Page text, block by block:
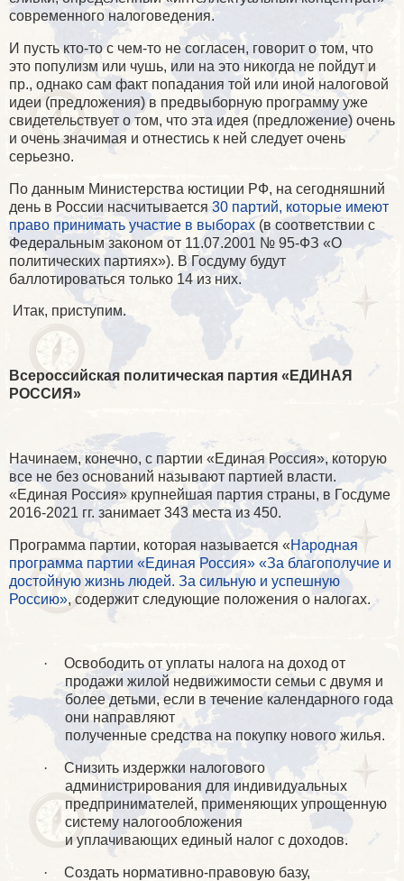
современного налоговедения.
И пусть кто-то с чем-то не согласен, говорит о том, что
это популизм или чушь, или на это никогда не пойдут и
пр., однако сам факт попадания той или иной налоговой
идеи (предложения) в предвыборную программу уже
свидетельствует о том, что эта идея (предложение) очень
и очень значимая и отнестись к ней следует очень
серьезно.
По данным Министерства юстиции РФ, на сегодняшний
день в России насчитывается30 партий, которые имеют
право принимать участие в выборах (в соответствии с
Федеральным законом от 11.07.2001 № 95-ФЗ «О
политических партиях»). В Госдуму будут
баллотироваться только 14 из них.
Итак, приступим.
Всероссийская политическая партия «ЕДИНАЯ
РОССИЯ»
Начинаем, конечно, с партии «Единая Россия», которую
все не без оснований называют партией власти.
«Единая Россия» крупнейшая партия страны, в Госдуме
2016-2021 гг. занимает 343 места из 450.
Программа партии, которая называется «Народная
программа партии «Единая Россия» «За благополучие и
достойную жизнь людей. За сильную и успешную
Россию», содержит следующие положения о налогах.
·
Освободить от уплаты налога на доход от
продажи жилой недвижимости семьи с двумя и
более детьми, если в течение календарного года
они направляют
полученные средства на покупку нового жилья.
·
Снизить издержки налогового
администрирования для индивидуальных
предпринимателей, применяющих упрощенную
систему налогообложения
и уплачивающих единый налог с доходов.
·
Создать нормативно-правовую базу,